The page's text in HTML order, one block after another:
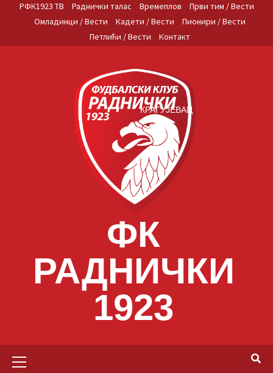
РФК1923 ТВ Раднички талас Времеплов
Први тим / Вести
Омладинци / Вести
Кадети / Вести
Пионири / Вести
Петлићи / Вести
Контакт
ФК
РАДНИЧКИ
1923
КРАГУЈЕВАЦ